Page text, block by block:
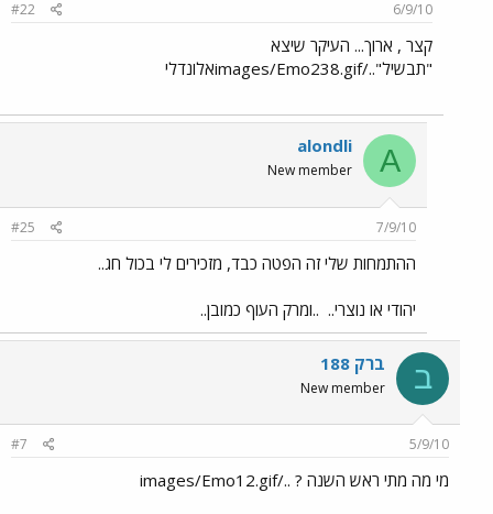
6/9/10
#22
קצר , ארוך... העיקר שיצא
"תבשיל"../images/Emo238.gifאלונדלי
A
alondli
New member
7/9/10
#25
ההתמחות שלי זה הפטה כבד, מזכירים לי בכול חג..
יהודי או נוצרי.. ..ומרק העוף כמובן..
ב ברק 188
New member
5/9/10
#7
מי מה מתי ראש השנה ? ../images/Emo12.gif